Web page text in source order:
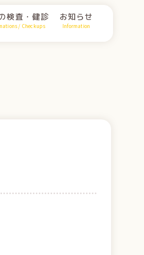
検査・健診
/ Checkups
お知らせ
Information